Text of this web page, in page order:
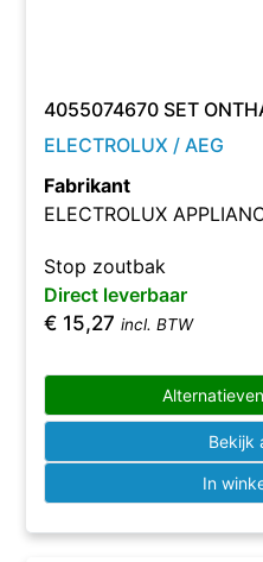
4055074670 SET
ELECTROLUX / AEG
Fabrikant
ELECTROLUX
Stop zoutbak
Direct leverbaar
€ 15,27 incl. BTW
Bekijk
In